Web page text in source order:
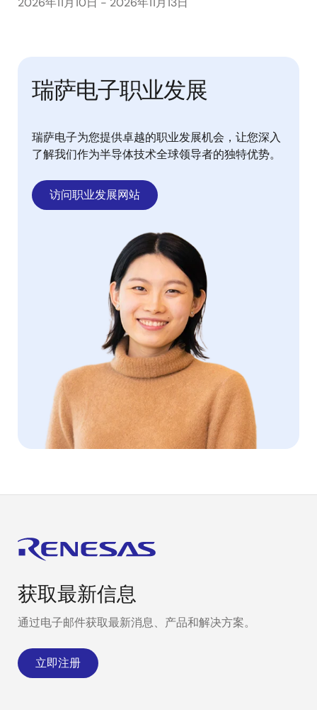
瑞萨电子职业发展
瑞萨电子为您提供卓越的职业发展机会，让您深入
了解我们作为半导体技术全球领导者的独特优势。
访问职业发展网站
获取最新信息
通过电子邮件获取最新消息、产品和解决方案。
立即注册